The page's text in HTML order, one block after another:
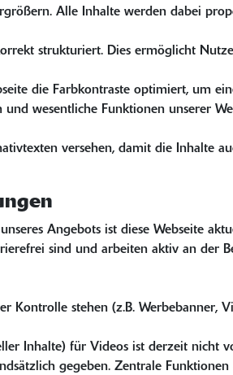
Alle Inhalte werden dabei
strukturiert. Dies ermöglicht
die Farbkontraste optimiert, um
wesentliche Funktionen unserer
versehen, damit die Inhalte
Angebots ist diese Webseite
sind und arbeiten aktiv an der
Kontrolle stehen (z.B.
Inhalte) für Videos ist derzeit nicht
gegeben. Zentrale